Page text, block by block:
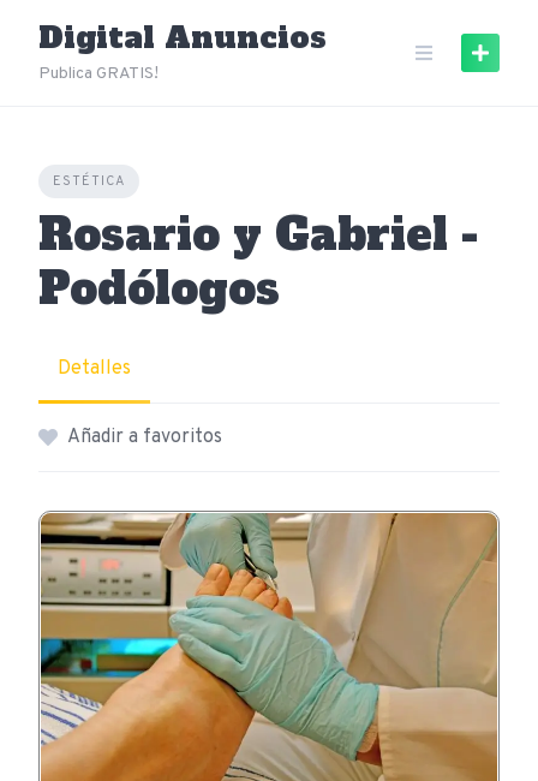
content
Digital Anuncios
Publica GRATIS!
ESTÉTICA
Rosario y Gabriel -
Podólogos
Detalles
Añadir a favoritos